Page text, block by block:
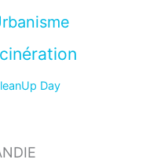
Day